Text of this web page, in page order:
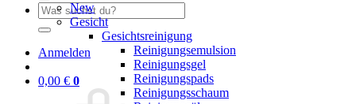
Suche
nach:
Anmelden
0,00 € 0
New
Gesicht
Gesichtsreinigung
Reinigungsemulsion
Reinigungsgel
Reinigungspads
Reinigungsschaum